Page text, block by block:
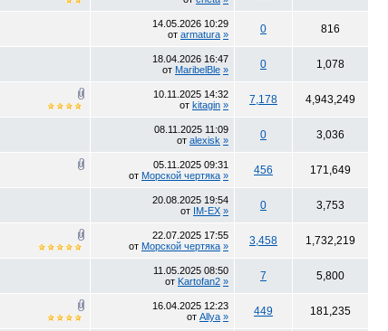
14.05.2026 10:29
от armatura » 0 816
18.04.2026 16:47
от MaribelBle » 0 1,078
10.11.2025 14:32
от kitagin » 7,178 4,943,249
08.11.2025 11:09
от alexisk » 0 3,036
05.11.2025 09:31
от Морской чертяка » 456 171,649
20.08.2025 19:54
от IM-EX » 0 3,753
22.07.2025 17:55
от Морской чертяка » 3,458 1,732,219
11.05.2025 08:50
от Kartofan2 » 7 5,800
16.04.2025 12:23
от Allya » 449 181,235